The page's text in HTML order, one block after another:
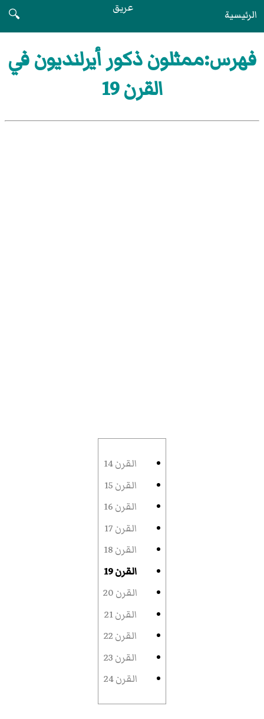
الرئيسية عريق
🔍
فهرس:ممثلون ذكور أيرلنديون في
القرن 19
القرن 14
القرن 15
القرن 16
القرن 17
القرن 18
القرن 19
القرن 20
القرن 21
القرن 22
القرن 23
القرن 24